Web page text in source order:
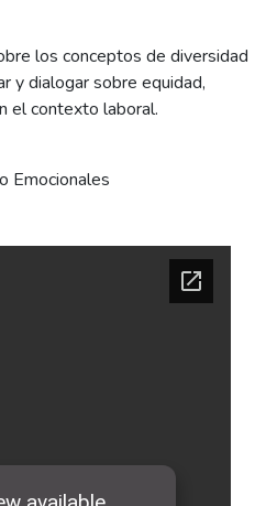
los conceptos de diversidad
y dialogar sobre equidad,
el contexto laboral.
Emocionales